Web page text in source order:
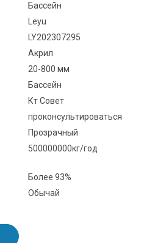
Бассейн
Leyu
LY202307295
Акрил
20-800 мм
Бассейн
Кт Совет
проконсультироваться
Прозрачный
500000000кг/год
Более 93%
Обычай